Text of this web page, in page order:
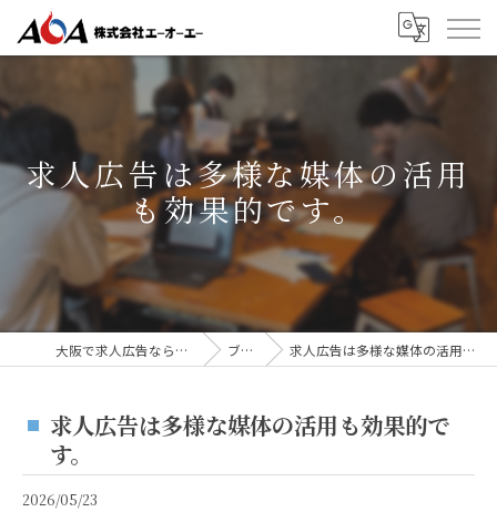
求人広告は多様な媒体の活用
も効果的です。
大阪で求人広告なら株式会社AOA ブログ 求人広告は多様な媒体の活用も効果的です。
求人広告は多様な媒体の活用も効果的で
す。
2026/05/23